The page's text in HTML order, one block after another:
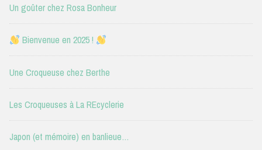
Un goûter chez Rosa Bonheur
Bienvenue en 2025 !
Une Croqueuse chez Berthe
Les Croqueuses à La REcyclerie
Japon (et mémoire) en banlieue…